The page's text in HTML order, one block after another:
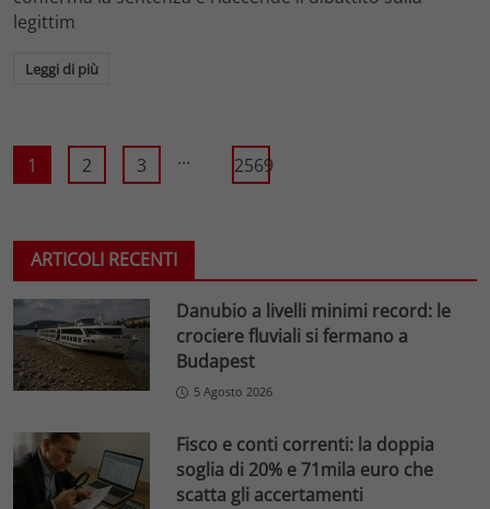
legittim
Leggi di più
1 2 3 ... 2569
ARTICOLI RECENTI
Danubio a livelli minimi record: le
crociere fluviali si fermano a
Budapest
5 Agosto 2026
Fisco e conti correnti: la doppia
soglia di 20% e 71mila euro che
scatta gli accertamenti